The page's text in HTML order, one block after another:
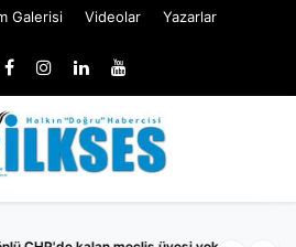
Galerisi Videolar Yazarlar